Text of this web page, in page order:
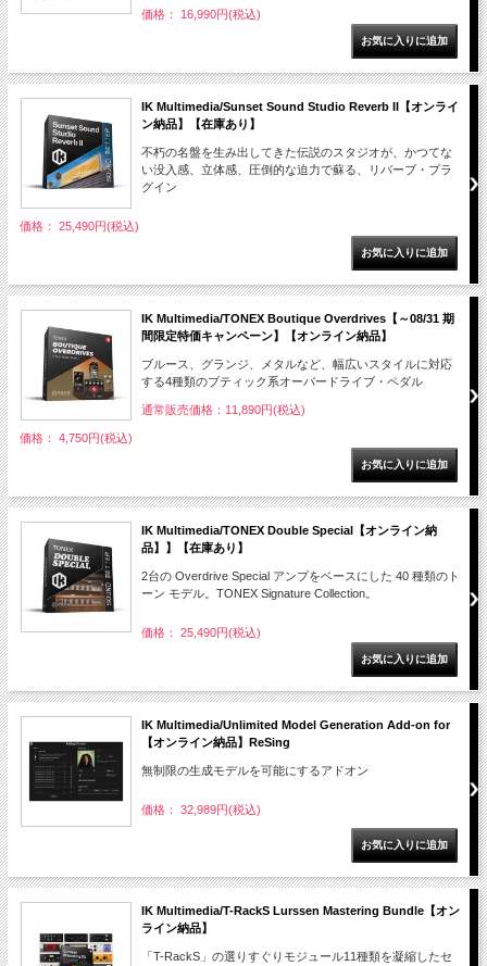
価格： 16,990円(税込)
IK Multimedia/Sunset Sound Studio Reverb II【オンライ
ン納品】【在庫あり】
不朽の名盤を生み出してきた伝説のスタジオが、かつてな
い没入感、立体感、圧倒的な迫力で蘇る、リバーブ・プラ
グイン
価格： 25,490円(税込)
IK Multimedia/TONEX Boutique Overdrives【～08/31 期
間限定特価キャンペーン】【オンライン納品】
ブルース、グランジ、メタルなど、幅広いスタイルに対応
する4種類のブティック系オーバードライブ・ペダル
通常販売価格：11,890円(税込)
価格： 4,750円(税込)
IK Multimedia/TONEX Double Special【オンライン納
品】】【在庫あり】
2台の Overdrive Special アンプをベースにした 40 種類のト
ーン モデル。TONEX Signature Collection。
価格： 25,490円(税込)
IK Multimedia/Unlimited Model Generation Add-on for
【オンライン納品】ReSing
無制限の生成モデルを可能にするアドオン
価格： 32,989円(税込)
IK Multimedia/T-RackS Lurssen Mastering Bundle【オン
ライン納品】
「T-RackS」の選りすぐりモジュール11種類を凝縮したセ